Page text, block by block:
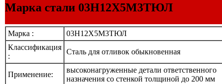
Марка стали 03Н12Х5М3ТЮЛ
Марка :
03Н12Х5М3ТЮЛ
Классификация
:
Сталь для отливок обыкновенная
Применение:
высоконагруженные детали ответственного
назначения со стенкой толщиной до 200 мм